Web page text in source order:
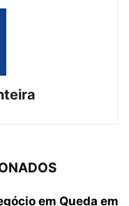
em Queda em